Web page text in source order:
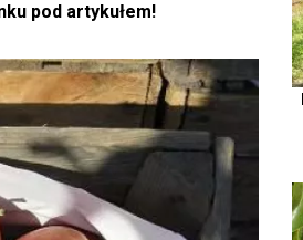
pod artykułem!